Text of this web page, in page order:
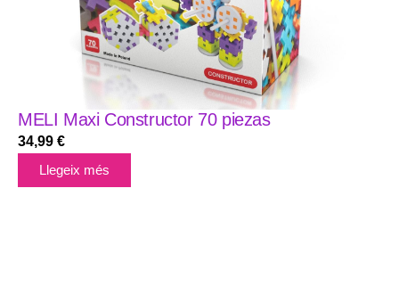
MELI Maxi Constructor 70 piezas
34,99 €
Llegeix més